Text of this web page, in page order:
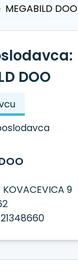
MEGABILD DOO
DOO
9